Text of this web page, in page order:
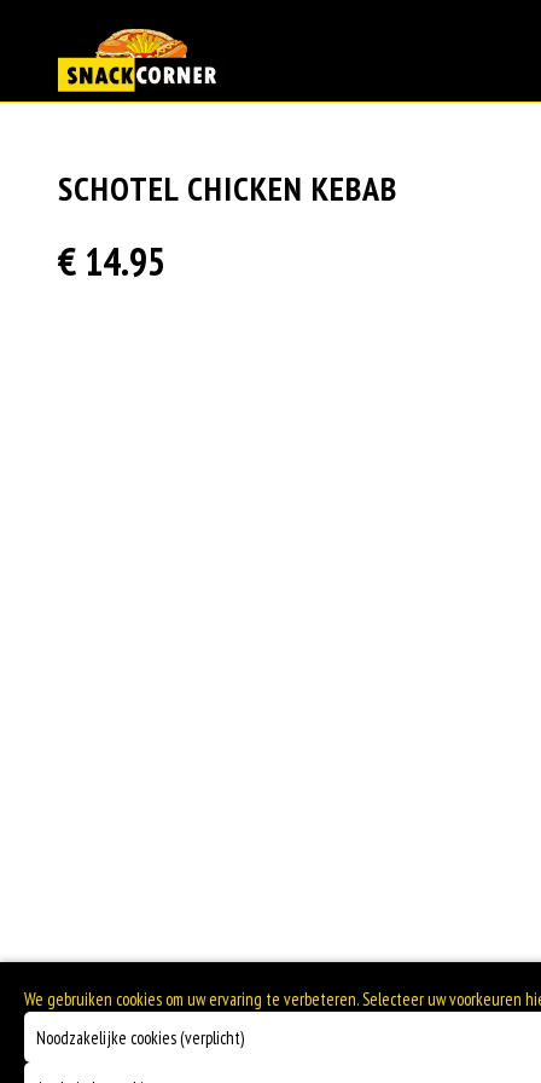
SCHOTEL CHICKEN KEBAB
€ 14.95
We gebruiken cookies om uw ervaring te verbeteren. Selecteer uw voorkeuren
Noodzakelijke cookies (verplicht)